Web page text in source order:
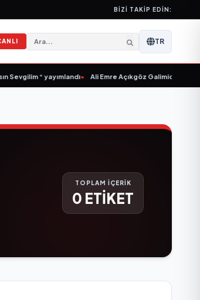
BIZI TAKIP EDIN:
TR
“ yayımlandı• Ali Emre Açıkgöz Galimidi, Eski AB
TOPLAM İÇERİK
0 ETİKET